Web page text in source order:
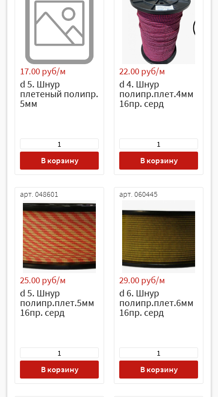
17.00 руб/м
d 5. Шнур
плетеный полипр.
5мм
В корзину
22.00 руб/м
d 4. Шнур
полипр.плет.4мм
16пр. серд
В корзину
арт. 048601
25.00 руб/м
d 5. Шнур
полипр.плет.5мм
16пр. серд
В корзину
арт. 060445
29.00 руб/м
d 6. Шнур
полипр.плет.6мм
16пр. серд
В корзину